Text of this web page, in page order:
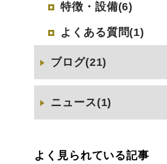
特徴・設備(6)
よくある質問(1)
ブログ(21)
ニュース(1)
よく見られている記事